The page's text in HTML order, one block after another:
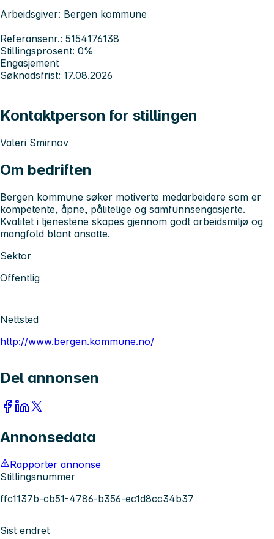
Arbeidsgiver: Bergen kommune
Referansenr.: 5154176138
Stillingsprosent: 0%
Engasjement
Søknadsfrist: 17.08.2026
Kontaktperson for stillingen
Valeri Smirnov
Om bedriften
Bergen kommune søker motiverte medarbeidere som er
kompetente, åpne, pålitelige og samfunnsengasjerte.
Kvalitet i tjenestene skapes gjennom godt arbeidsmiljø og
mangfold blant ansatte.
Sektor
Offentlig
Nettsted
http://www.bergen.kommune.no/
Del annonsen
Annonsedata
Rapporter annonse
Stillingsnummer
ffc1137b-cb51-4786-b356-ec1d8cc34b37
Sist endret